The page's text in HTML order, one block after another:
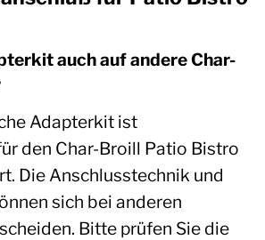
auch auf andere Char-
Adapterkit ist
den Char-Broill Patio Bistro
Die Anschlusstechnik und
sich bei anderen
Bitte prüfen Sie die